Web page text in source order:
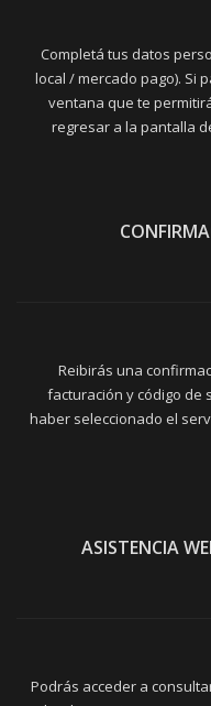
Completá tus datos
local / mercado pago). Si
ventana que te
regresar a la pantalla
Reibirás una
facturación y código de
haber seleccionado el
ASISTENCIA
Podrás acceder a